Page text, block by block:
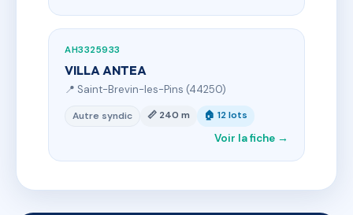
AH3325933
VILLA ANTEA
📍 Saint-Brevin-les-Pins (44250)
Autre syndic 📏 240 m 🏠 12 lots
Voir la fiche →